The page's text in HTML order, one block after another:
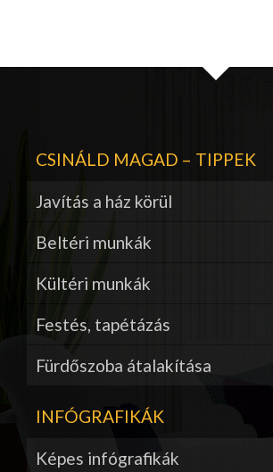
CSINÁLD MAGAD – TIPPEK
Javítás a ház körül
Beltéri munkák
Kültéri munkák
Festés, tapétázás
Fürdőszoba átalakítása
INFÓGRAFIKÁK
Képes infógrafikák